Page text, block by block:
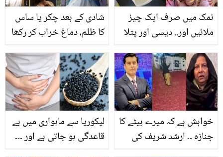
شادی کے بعد چکر یا ساس
کا ظلم، دماغ خراب کر رکھا
کرمانی کا پاکستانی ڈراموں
پر دوٹوک بیان
نمک میں صرف ایک چیز
ملائیں اور.. دیسی اور پتلا
چھیلنے کا طریقہ
لیکوریا سے ماہواری میں بے
قاعدگی ہو جاتی ہے اور ۔۔۔
خواہش ہے کہ میرے بیٹے کا
جنازہ ۔۔ ارشد شریف کی